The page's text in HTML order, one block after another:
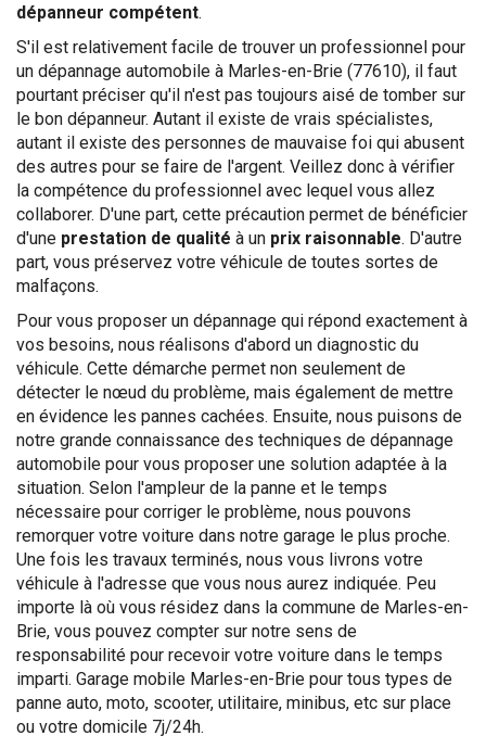
dépanneur compétent.
S'il est relativement facile de trouver un professionnel pour
un dépannage automobile à Marles-en-Brie (77610), il faut
pourtant préciser qu'il n'est pas toujours aisé de tomber sur
le bon dépanneur. Autant il existe de vrais spécialistes,
autant il existe des personnes de mauvaise foi qui abusent
des autres pour se faire de l'argent. Veillez donc à vérifier
la compétence du professionnel avec lequel vous allez
collaborer. D'une part, cette précaution permet de bénéficier
d'une prestation de qualité à un prix raisonnable. D'autre
part, vous préservez votre véhicule de toutes sortes de
malfaçons.
Pour vous proposer un dépannage qui répond exactement à
vos besoins, nous réalisons d'abord un diagnostic du
véhicule. Cette démarche permet non seulement de
détecter le nœud du problème, mais également de mettre
en évidence les pannes cachées. Ensuite, nous puisons de
notre grande connaissance des techniques de dépannage
automobile pour vous proposer une solution adaptée à la
situation. Selon l'ampleur de la panne et le temps
nécessaire pour corriger le problème, nous pouvons
remorquer votre voiture dans notre garage le plus proche.
Une fois les travaux terminés, nous vous livrons votre
véhicule à l'adresse que vous nous aurez indiquée. Peu
importe là où vous résidez dans la commune de Marles-en-
Brie, vous pouvez compter sur notre sens de
responsabilité pour recevoir votre voiture dans le temps
imparti. Garage mobile Marles-en-Brie pour tous types de
panne auto, moto, scooter, utilitaire, minibus, etc sur place
ou votre domicile 7j/24h.